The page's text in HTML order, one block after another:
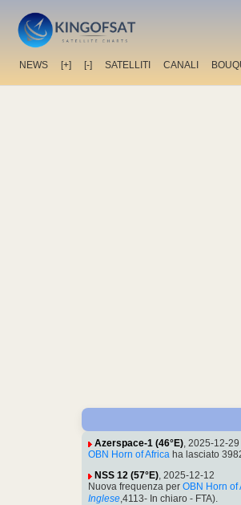
NEWS [+] [-] SATELLITI CANALI
Azerspace-1 (46°E), 2025-12-29
OBN Horn of Africa ha lasciato
NSS 12 (57°E), 2025-12-12
Nuova frequenza per OBN Horn of
Inglese ,4113- In chiaro - FTA).